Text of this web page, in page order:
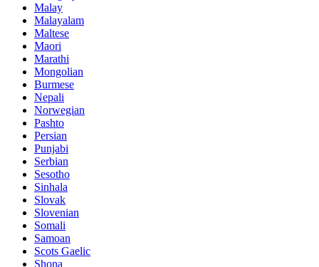
Malay
Malayalam
Maltese
Maori
Marathi
Mongolian
Burmese
Nepali
Norwegian
Pashto
Persian
Punjabi
Serbian
Sesotho
Sinhala
Slovak
Slovenian
Somali
Samoan
Scots Gaelic
Shona